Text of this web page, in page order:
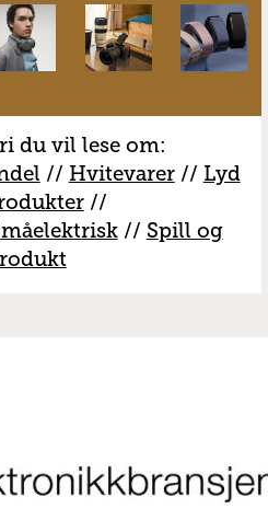
du vil lese om:
// Hvitevarer// Lyd
//
måelektrisk// Spill og